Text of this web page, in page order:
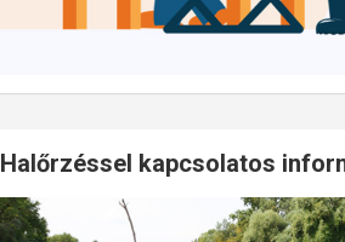
Halőrzéssel kapcsolatos